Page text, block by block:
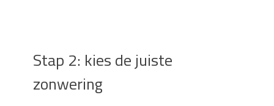
Stap 2: kies de juiste
zonwering